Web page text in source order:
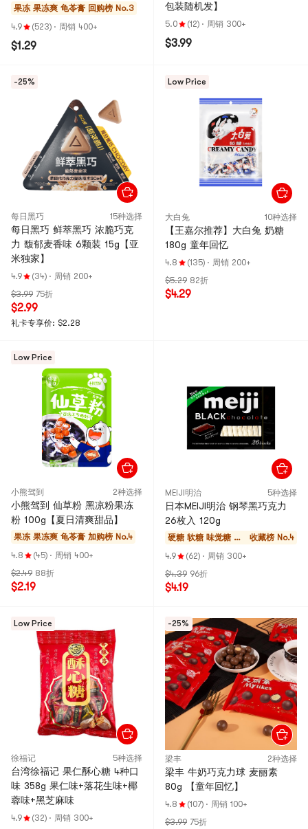
果冻 果冻爽 龟苓膏 回购榜 No.3
4.9
(523) · 周销 400+
$1.29
包装随机发】
5.0 (12) · 周销 300+
$3.99
-25%
每日黑巧 15种选择
每日黑巧 鲜萃黑巧 浓脆巧克
力 馥郁麦香味 6颗装 15g【亚
米独家】
4.9 (34) · 周销 200+
$3.99 75折
$2.99
礼卡专享价: $2.28
Low Price
大白兔 10种选择
【王嘉尔推荐】大白兔 奶糖
180g 童年回忆
4.8 (135) · 周销 200+
$5.29 82折
$4.29
Low Price
小熊驾到 2种选择
小熊驾到 仙草粉 黑凉粉果冻
粉 100g【夏日清爽甜品】
果冻 果冻爽 龟苓膏 加购榜 No.4
4.8
(45) · 周销 400+
$2.49 88折
$2.19
MEIJI明治 5种选择
日本MEIJI明治 钢琴黑巧克力
26枚入 120g
硬糖 软糖 味觉糖 巧
克力
收藏榜 No.4
4.9
(62) · 周销 300+
$4.39 96折
$4.19
Low Price
徐福记 5种选择
台湾徐福记 果仁酥心糖 4种口
味 358g 果仁味+落花生味+椰
蓉味+黑芝麻味
4.9 (32) · 周销 300+
-25%
梁丰 2种选择
梁丰 牛奶巧克力球 麦丽素
80g 【童年回忆】
4.8 (107) · 周销 100+
$3.99 75折